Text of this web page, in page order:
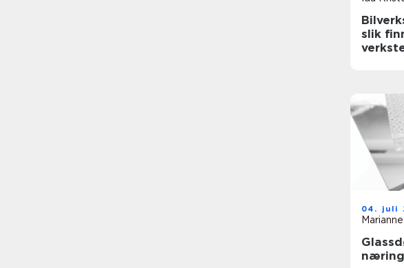
slik
04. juli